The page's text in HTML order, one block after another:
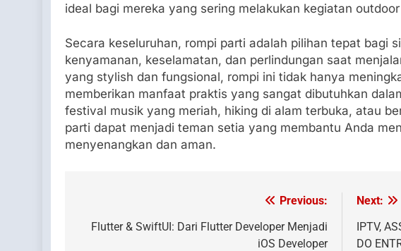
ideal bagi mereka yang sering melakukan kegiatan
Secara keseluruhan, rompi parti adalah pilihan tepat bagi
kenyamanan, keselamatan, dan perlindungan saat
yang stylish dan fungsional, rompi ini tidak hanya
memberikan manfaat praktis yang sangat dibutuhkan
festival musik yang meriah, hiking di alam terbuka, atau
parti dapat menjadi teman setia yang membantu Anda
menyenangkan dan aman.
navigation
Previous:
Flutter & SwiftUI: Dari Flutter Developer Menjadi
iOS Developer
Next:
IPTV,
DO